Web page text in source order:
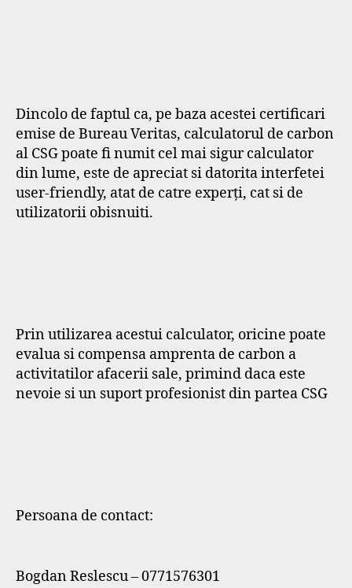
Dincolo de faptul ca, pe baza acestei certificari
emise de Bureau Veritas, calculatorul de carbon
al CSG poate fi numit cel mai sigur calculator
din lume, este de apreciat si datorita interfetei
user-friendly, atat de catre experți, cat si de
utilizatorii obisnuiti.
Prin utilizarea acestui calculator, oricine poate
evalua si compensa amprenta de carbon a
activitatilor afacerii sale, primind daca este
nevoie si un suport profesionist din partea CSG
Persoana de contact:
Bogdan Reslescu – 0771576301